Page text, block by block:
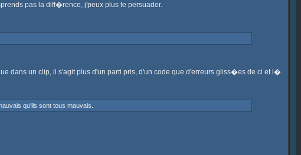
pas la diff�rence, j'peux plus te persuader.
dans un clip, il s'agit plus d'un parti pris, d'un code que d'erreurs gliss�es de ci et l�.
qu'ils sont tous mauvais.